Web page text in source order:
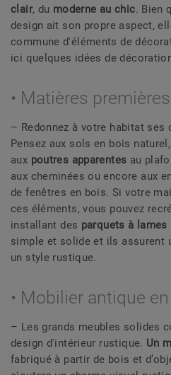
clair, du moderne au chic. Bien
design ait son propre aspect,
commune d'éléments de
ici quelques idées de
• Matières
– Redonnez à votre habitat
Pensez aux sols en bois
aux poutres apparentes au
aux cheminées ou encore aux
de fenêtres en bois. Si votre
ces éléments, vous pouvez
installant des parquets à lames
simple et solide et ils assurent
un style rustique.
• Mobilier antique
– Les grands meubles solides
design d'intérieur rustique. Un
fabriqué à partir de bois et